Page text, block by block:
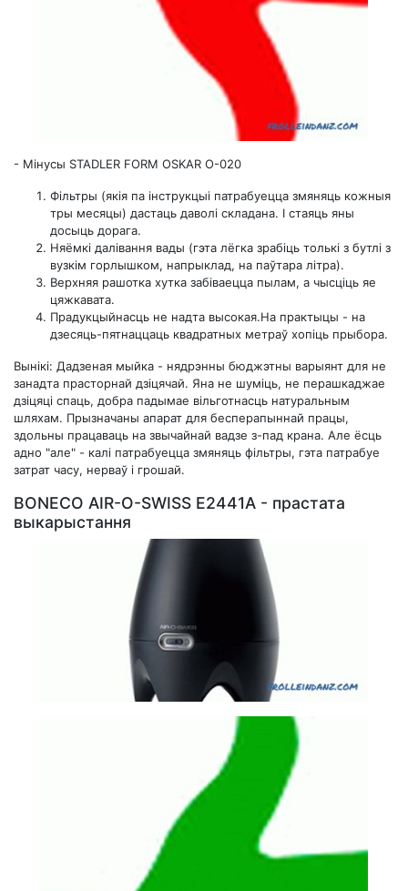
- Мінусы STADLER FORM OSKAR O-020
Фільтры (якія па інструкцыі патрабуецца змяняць кожныя
тры месяцы) дастаць даволі складана. І стаяць яны
досыць дорага.
Няёмкі далівання вады (гэта лёгка зрабіць толькі з бутлі з
вузкім горлышком, напрыклад, на паўтара літра).
Верхняя рашотка хутка забіваецца пылам, а чысціць яе
цяжкавата.
Прадукцыйнасць не надта высокая.На практыцы - на
дзесяць-пятнаццаць квадратных метраў хопіць прыбора.
Вынікі: Дадзеная мыйка - нядрэнны бюджэтны варыянт для не
занадта прасторнай дзіцячай. Яна не шуміць, не перашкаджае
дзіцяці спаць, добра падымае вільготнасць натуральным
шляхам. Прызначаны апарат для бесперапыннай працы,
здольны працаваць на звычайнай вадзе з-пад крана. Але ёсць
адно "але" - калі патрабуецца змяняць фільтры, гэта патрабуе
затрат часу, нерваў і грошай.
BONECO AIR-O-SWISS E2441A - прастата
выкарыстання